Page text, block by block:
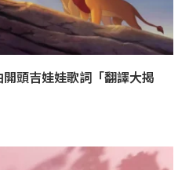
頭吉娃娃歌詞「翻譯大揭